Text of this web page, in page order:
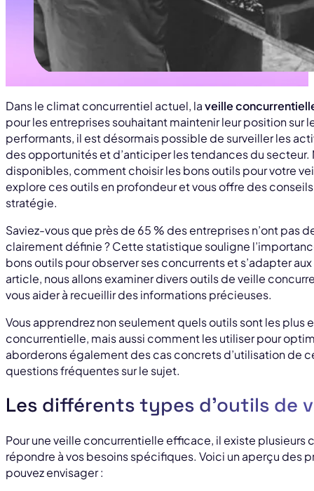
Dans le climat concurrentiel actuel, laveille
pour les entreprises souhaitant maintenir leur position sur
performants, il est désormais possible de surveiller les
des opportunités et d’anticiper les tendances du secteur.
disponibles, comment choisir les bons outils pour votre
explore ces outils en profondeur et vous offre des
stratégie.
Saviez-vous que près de 65 % des entreprises n’ont pas
clairement définie ? Cette statistique souligne
bons outils pour observer ses concurrents et s’adapter
article, nous allons examiner divers outils de veille
vous aider à recueillir des informations précieuses.
Vous apprendrez non seulement quels outils sont les plus
concurrentielle, mais aussi comment les utiliser pour
aborderons également des cas concrets d’utilisation de
questions fréquentes sur le sujet.
Les différents types d’outils de
Pour une veille concurrentielle efficace, il existe plusieurs
répondre à vos besoins spécifiques. Voici un aperçu des
pouvez envisager :